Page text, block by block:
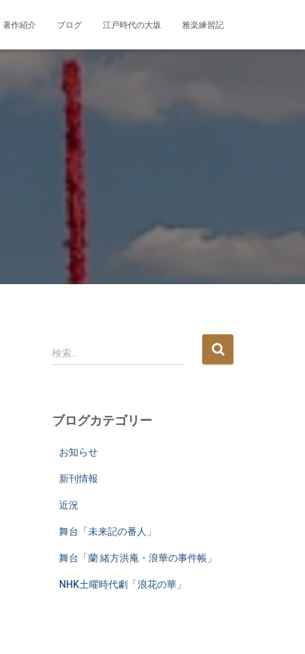
著作紹介 ブログ 江戸時代の大坂 雅楽練習記
検
索
検索…
ブログカテゴリー
お知らせ
新刊情報
近況
舞台「未来記の番人」
舞台「蘭 緒方洪庵・浪華の事件帳」
NHK土曜時代劇「浪花の華」